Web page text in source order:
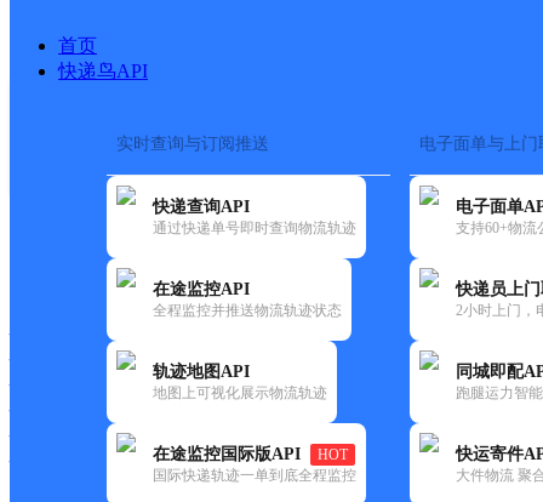
首页
快递鸟API
实时查询与订阅推送
快递查询API
通过快递单号即时查询物流轨迹
在途监控API
全程监控并推送物流轨迹状态
轨迹地图API
地图上可视化展示物流轨迹
在途监控国际版API
HOT
国际快递轨迹一单到底全程监控
电子面单与上门
电子面单
支持60+物流
快递员上
2小时上门，
同城即配
跑腿运力智
快运寄件
大件物流 聚
快递大全 > 快递网点
快递大全 快运大全